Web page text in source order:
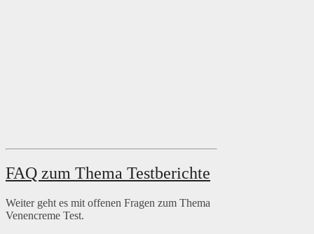
FAQ zum Thema Testberichte
Weiter geht es mit offenen Fragen zum Thema
Venencreme Test.